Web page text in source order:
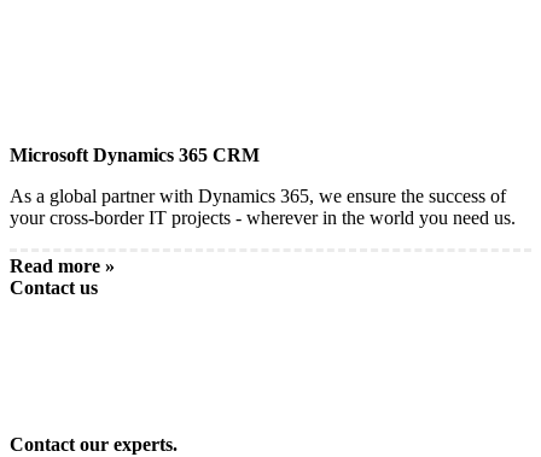
Microsoft Dynamics 365 CRM
As a global partner with Dynamics 365, we ensure the success of
your cross-border IT projects - wherever in the world you need us.
Read more »
Contact us
Contact our experts.